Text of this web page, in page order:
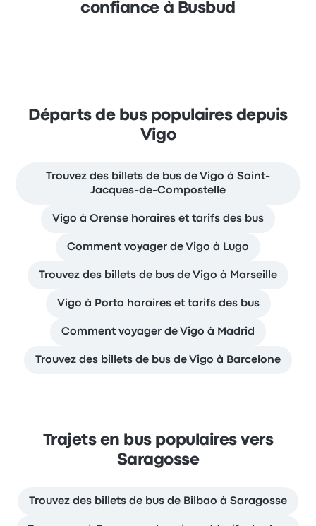
confiance à Busbud
Départs de bus populaires depuis
Vigo
Trouvez des billets de bus de Vigo à Saint-
Jacques-de-Compostelle
Vigo à Orense horaires et tarifs des bus
Comment voyager de Vigo à Lugo
Trouvez des billets de bus de Vigo à Marseille
Vigo à Porto horaires et tarifs des bus
Comment voyager de Vigo à Madrid
Trouvez des billets de bus de Vigo à Barcelone
Trajets en bus populaires vers
Saragosse
Trouvez des billets de bus de Bilbao à Saragosse